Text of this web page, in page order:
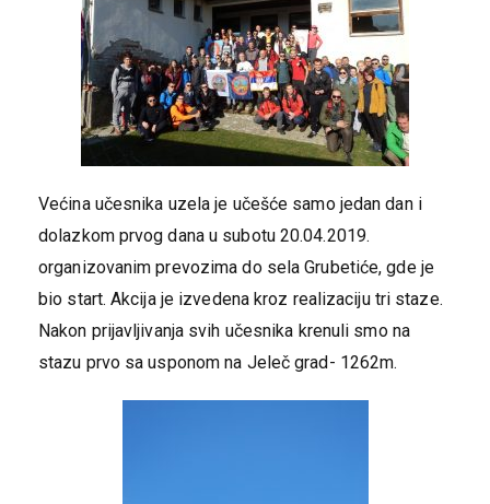
Većina učesnika uzela je učešće samo jedan dan i
dolazkom prvog dana u subotu 20.04.2019.
organizovanim prevozima do sela Grubetiće, gde je
bio start. Akcija je izvedena kroz realizaciju tri staze.
Nakon prijavljivanja svih učesnika krenuli smo na
stazu prvo sa usponom na Jeleč grad- 1262m.